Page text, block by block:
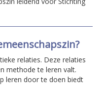
relaties. Deze relaties
methode te leren valt.
leren door te doen biedt